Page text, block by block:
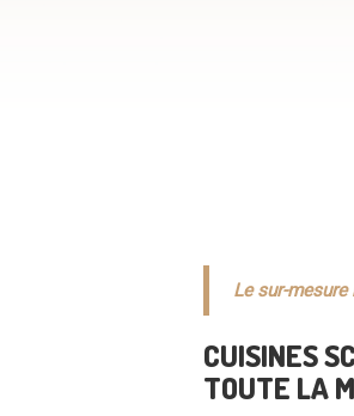
Le sur-mesure
CUISINES
TOUTE LA